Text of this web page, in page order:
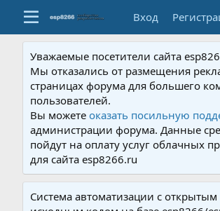
Вход
Уважаемые посетители сайта
Мы отказались от размещения
страницах форума для большего
пользователей.
Вы можетеоказать посильную
администрации форума. Данные
пойдут на оплату услуг облачных
для сайта esp8266.ru
Система автоматизации с открытым